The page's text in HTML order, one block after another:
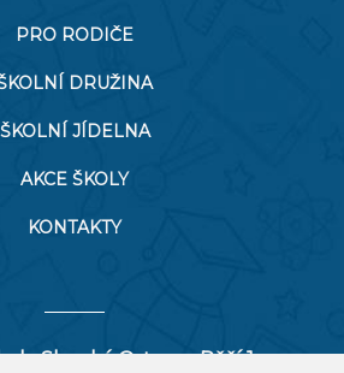
PRO RODIČE
DRUŽINA
ŠKOLNÍ JÍDELNA
AKCE ŠKOLY
KONTAKTY
Slezská Ostrava, Pěší 1